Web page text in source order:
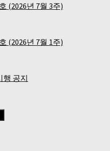
(2026년 7월 3주)
(2026년 7월 1주)
행 공지